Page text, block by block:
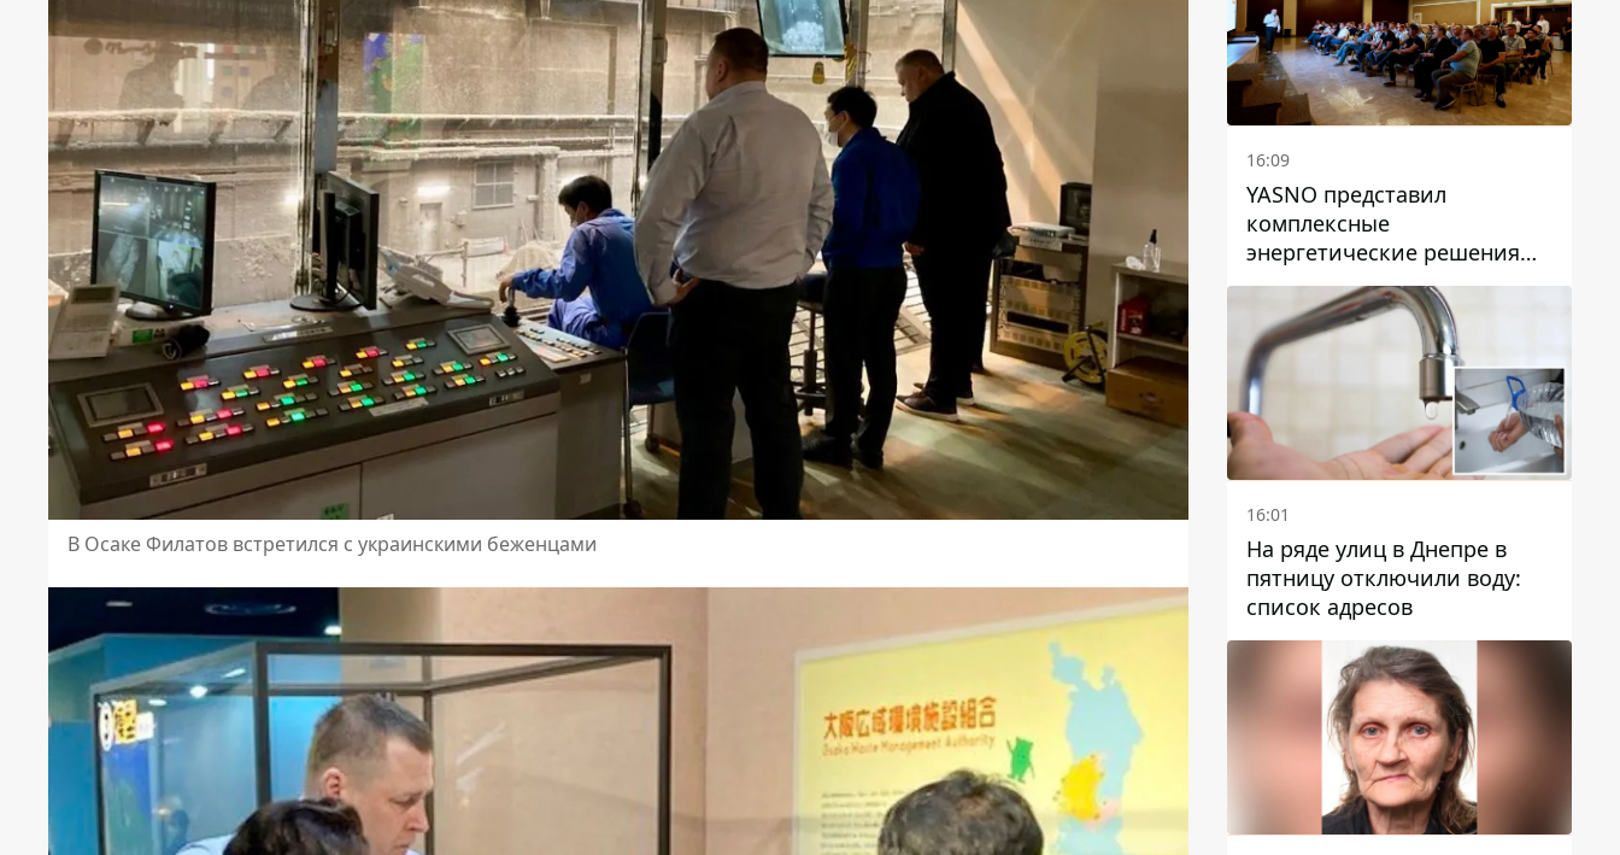
В Осаке Филатов встретился с украинскими беженцами
16:09
YASNO представил
комплексные
энергетические решения
для бизнеса в Днепре
16:01
На ряде улиц в Днепре в
пятницу отключили воду:
список адресов